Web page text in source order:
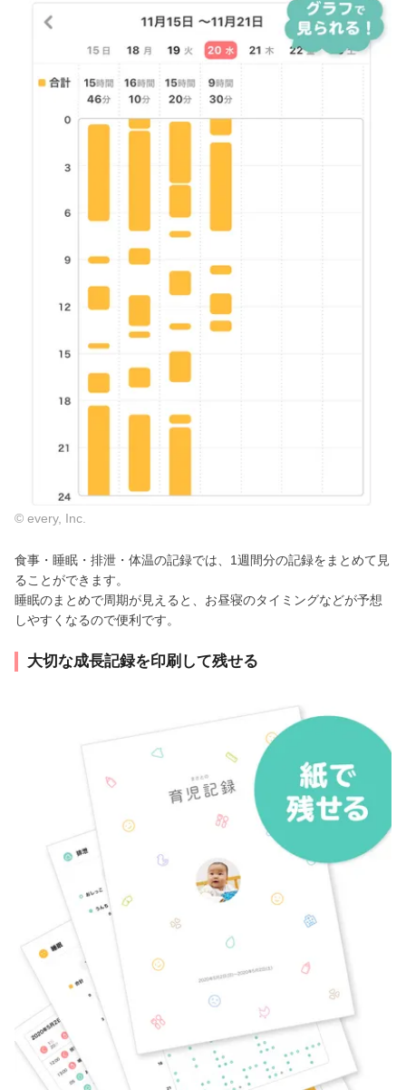
© every, Inc.
食事・睡眠・排泄・体温の記録では、1週間分の記録をまとめて見
ることができます。
睡眠のまとめで周期が見えると、お昼寝のタイミングなどが予想
しやすくなるので便利です。
大切な成長記録を印刷して残せる